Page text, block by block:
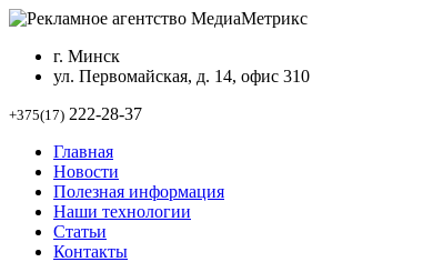
г. Минск
ул. Первомайская, д. 14, офис 310
+375(17) 222-28-37
Главная
Новости
Полезная информация
Наши технологии
Статьи
Контакты